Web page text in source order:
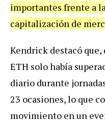
importantes frente a
capitalización de
Kendrick destacó que,
ETH solo había
diario durante
23 ocasiones, lo que
movimiento en un